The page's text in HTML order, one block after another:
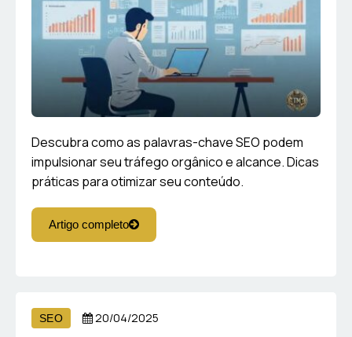
Descubra como as palavras-chave SEO podem
impulsionar seu tráfego orgânico e alcance. Dicas
práticas para otimizar seu conteúdo.
Artigo completo
SEO 20/04/2025